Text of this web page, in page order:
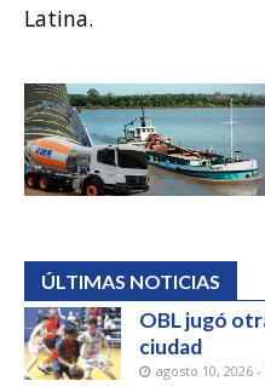
Latina.
ÚLTIMAS NOTICIAS
OBL jugó
ciudad
agosto 10, 2026 -